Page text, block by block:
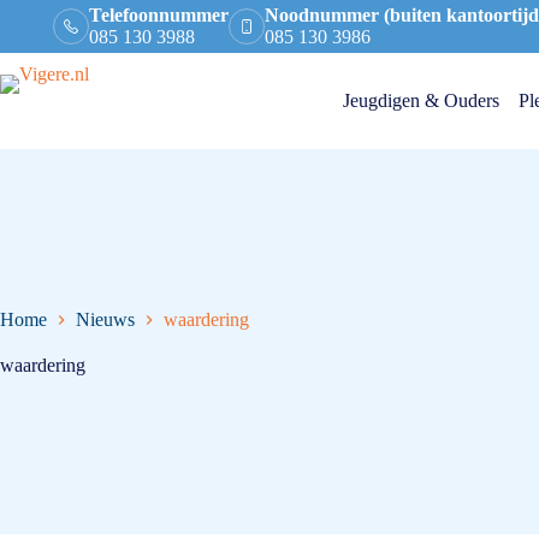
Telefoonnummer
085 130 3988
Noodnummer (buiten
085 130 3986
Jeugdigen & Ouders
Home Nieuws waardering
waardering